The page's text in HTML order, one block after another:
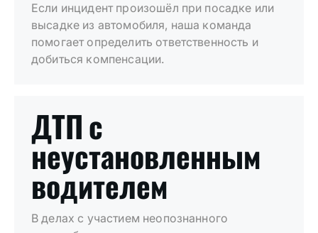
Если инцидент произошёл при посадке или
высадке из автомобиля, наша команда
помогает определить ответственность и
добиться компенсации.
ДТП с
неустановленным
водителем
В делах с участием неопознанного